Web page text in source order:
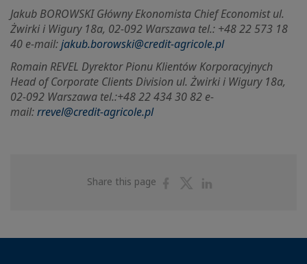
Jakub BOROWSKI Główny Ekonomista Chief Economist ul.
Żwirki i Wigury 18a, 02-092 Warszawa tel.: +48 22 573 18
40 e-mail:jakub.borowski@credit-agricole.pl
Romain REVEL Dyrektor Pionu Klientów Korporacyjnych
Head of Corporate Clients Division ul. Żwirki i Wigury 18a,
02-092 Warszawa tel.:+48 22 434 30 82 e-
mail:rrevel@credit-agricole.pl
Share this page
ShareShare